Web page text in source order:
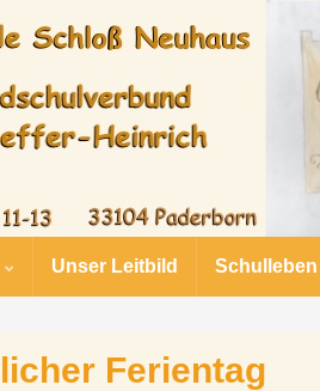
Unser Leitbild Schulleben
Ferientag